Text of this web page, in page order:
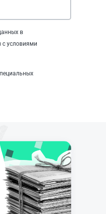
в
с условиями